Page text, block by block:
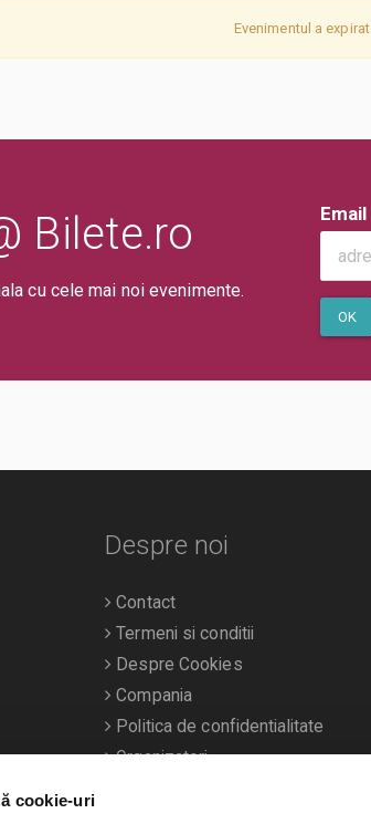
cookie-uri
Evenimentul a expirat.
Bilete.ro
cu cele mai noi evenimente.
Email
OK
Despre noi
Contact
Termeni si conditii
Despre Cookies
Compania
Politica de confidentialitate
Organizatori